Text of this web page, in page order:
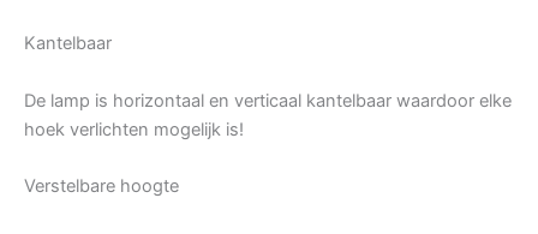
Kantelbaar
De lamp is horizontaal en verticaal kantelbaar waardoor elke
hoek verlichten mogelijk is!
Verstelbare hoogte